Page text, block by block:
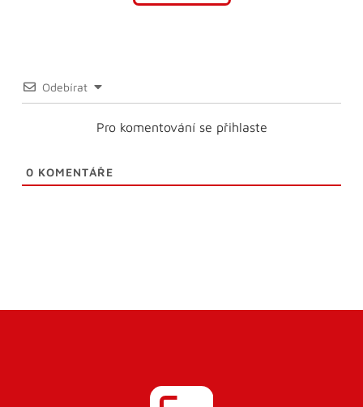
Odebírat
Pro komentování se přihlaste
0 KOMENTÁŘE